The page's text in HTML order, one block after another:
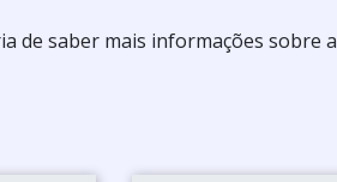
de saber mais informações sobre a